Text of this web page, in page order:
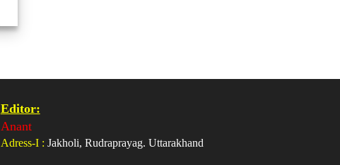
Editor:
Anant
Adress-I : Jakholi, Rudraprayag. Uttarakhand